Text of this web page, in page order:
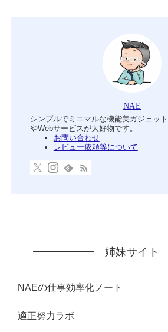
NAE
シンプルでミニマルな機能美ガジェッ
やWebサービスが大好物です。
お問い合わせ
レビュー依頼等について
姉妹サイト
NAEの仕事効率化ノート
適正努力ラボ